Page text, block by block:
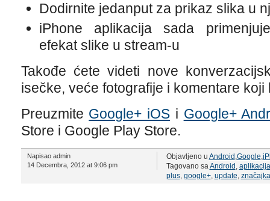
Dodirnite jedanput za prikaz slika u
iPhone aplikacija sada
efekat slike u stream-u
Takođe ćete videti nove
isečke, veće fotografije i komentare
Preuzmite Google+ iOS i Google+
Store i Google Play Store.
Napisao admin
14 Decembra, 2012 at 9:06 pm
Objavljeno u Android ,Google,
Tagovano saAndroid , aplikacija
plus, google+, update, značajka